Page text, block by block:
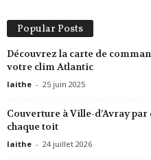
Popular Posts
Découvrez la carte de
votre clim Atlantic
laithe - 25 juin 2025
Couverture à Ville-d’Avray
chaque toit
laithe - 24 juillet 2026